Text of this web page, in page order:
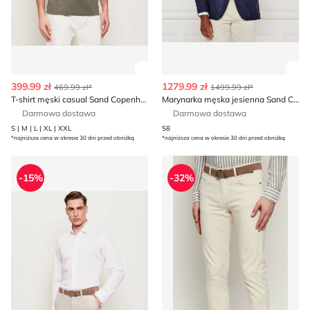
399.99 zł 469.99 zł*
T-shirt męski casual Sand Copenhagen
Darmowa dostawa
S | M | L | XL | XXL
*najniższa cena w okresie 30 dni przed obniżką
1279.99 zł 1499.99 zł*
Marynarka męska jesienna Sand Copenhagen
Darmowa dostawa
58
*najniższa cena w okresie 30 dni przed obniżką
Sand Copenhagen - Koszula męska letnia elegancka
-15%
Spodnie męskie Sand
-32%